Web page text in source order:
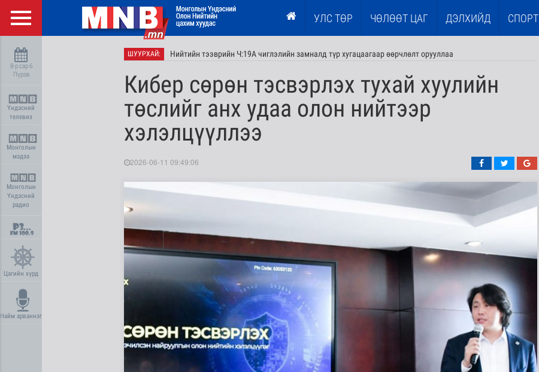
УЛС ТӨР ЧӨЛӨӨТ ЦАГ ДЭЛХИЙД СПОРТ
8-р сар 6
Пүрэв
Үндэсний
телевиз
Монголын
мэдээ
Монголын
Үндэсний
радио
Цагийн хүрд
Найм арваннэг
ШУУРХАЙ: Нийтийн тээврийн Ч:19А чиглэлийн замналд түр хугацаагаар өөрчлөлт орууллаа
Лаг шатаах үйлдвэр ашиглалтад орсноор хоногт 250 м³ лаг хатааж, шатаах хүчин ч..
Кибер сөрөн тэсвэрлэх тухай хуулийн
төслийг анх удаа олон нийтээр
хэлэлцүүллээ
2026-06-11 09:49:06